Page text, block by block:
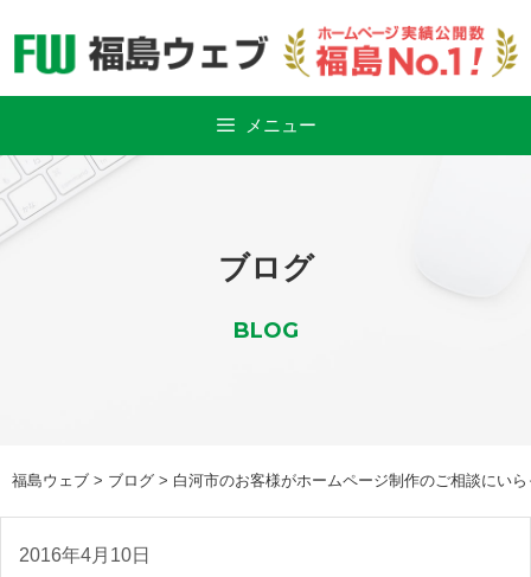
メニュー
ブログ
BLOG
福島ウェブ > ブログ > 白河市のお客様がホームページ制作のご相談にい
2016年4月10日